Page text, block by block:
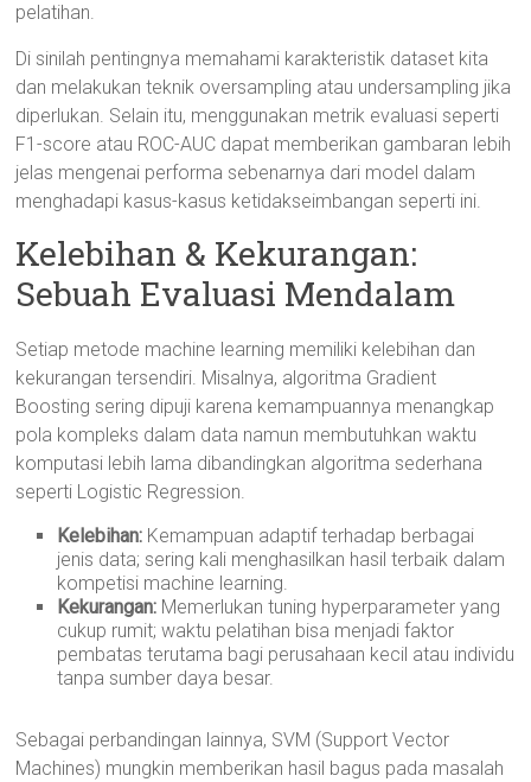
pelatihan.
Di sinilah pentingnya memahami karakteristik dataset kita
dan melakukan teknik oversampling atau undersampling jika
diperlukan. Selain itu, menggunakan metrik evaluasi seperti
F1-score atau ROC-AUC dapat memberikan gambaran lebih
jelas mengenai performa sebenarnya dari model dalam
menghadapi kasus-kasus ketidakseimbangan seperti ini.
Kelebihan & Kekurangan:
Sebuah Evaluasi Mendalam
Setiap metode machine learning memiliki kelebihan dan
kekurangan tersendiri. Misalnya, algoritma Gradient
Boosting sering dipuji karena kemampuannya menangkap
pola kompleks dalam data namun membutuhkan waktu
komputasi lebih lama dibandingkan algoritma sederhana
seperti Logistic Regression.
Kelebihan: Kemampuan adaptif terhadap berbagai
jenis data; sering kali menghasilkan hasil terbaik dalam
kompetisi machine learning.
Kekurangan: Memerlukan tuning hyperparameter yang
cukup rumit; waktu pelatihan bisa menjadi faktor
pembatas terutama bagi perusahaan kecil atau individu
tanpa sumber daya besar.
Sebagai perbandingan lainnya, SVM (Support Vector
Machines) mungkin memberikan hasil bagus pada masalah